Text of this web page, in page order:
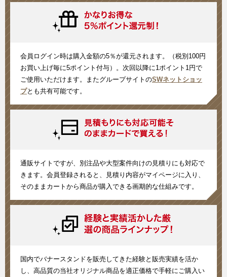
会員ログイン時は購入金額の5％が還元されます。（税別100円
お買い上げ毎に5ポイント付与）。次回以降に1ポイント1円で
ご使用いただけます。またグループサイトのSWネットショッ
プとも共有可能です。
通販サイトですが、別注品や大型案件向けの見積りにも対応で
きます。会員登録されると、見積り内容がマイページに入り、
そのままカートから商品が購入できる画期的な仕組みです。
国内でバナースタンドを販売してきた経験と販売実績を活か
し、高品質の当社オリジナル商品を適正価格で手軽にご購入い